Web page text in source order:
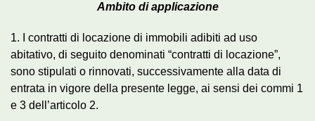
Ambito di applicazione
1. I contratti di locazione di immobili adibiti ad uso
abitativo, di seguito denominati “contratti di locazione”,
sono stipulati o rinnovati, successivamente alla data di
entrata in vigore della presente legge, ai sensi dei commi 1
e 3 dell’articolo 2.